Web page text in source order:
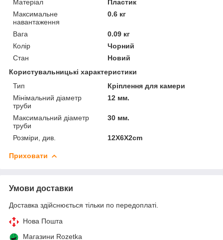
Матеріал
Пластик
Максимальне
навантаження
0.6 кг
Вага
0.09 кг
Колір
Чорний
Стан
Новий
Користувальницькі характеристики
Тип
Кріплення для камери
Мінімальний діаметр
труби
12 мм.
Максимальний діаметр
труби
30 мм.
Розміри, див. 12X6X2cm
Приховати
Умови доставки
Доставка здійснюється тільки по передоплаті.
Нова Пошта
Магазини Rozetka